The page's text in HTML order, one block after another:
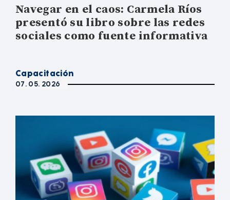
Navegar en el caos: Carmela Ríos
presentó su libro sobre las redes
sociales como fuente informativa
Capacitación
07. 05. 2026